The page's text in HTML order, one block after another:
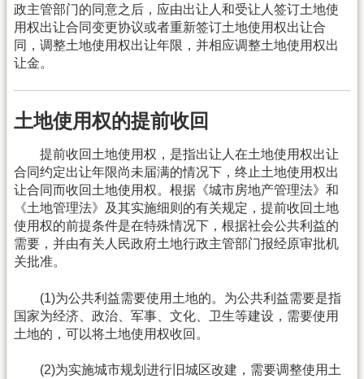
政主管部门的同意之后，应由出让人和受让人签订土地使
用权出让合同变更协议或者重新签订土地使用权出让合
同，调整土地使用权出让年限，并相应调整土地使用权出
让金。
土地使用权的提前收回
提前收回土地使用权，是指出让人在土地使用权出让
合同约定出让年限尚未届满的情况下，终止土地使用权出
让合同而收回土地使用权。根据《城市房地产管理法》和
《土地管理法》及其实施细则的有关规定，提前收回土地
使用权的前提条件是在特殊情况下，根据社会公共利益的
需要，并由有关人民政府土地行政主管部门报经原审批机
关批准。
(1)为公共利益需要使用土地的。为公共利益需要是指
国家为经济、政治、军事、文化、卫生等建设，需要使用
土地的，可以将土地使用权收回。
(2)为实施城市规划进行旧城区改建，需要调整使用土